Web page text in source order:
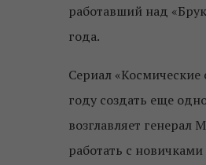
работавший над
года.
Сериал
году создать еще
возглавляет
работать с